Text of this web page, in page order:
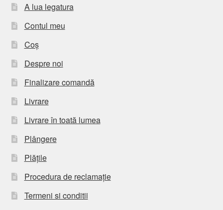
A lua legatura
Contul meu
Coș
Despre noi
Finalizare comandă
Livrare
Livrare în toată lumea
Plângere
Plățile
Procedura de reclamație
Termeni si conditii